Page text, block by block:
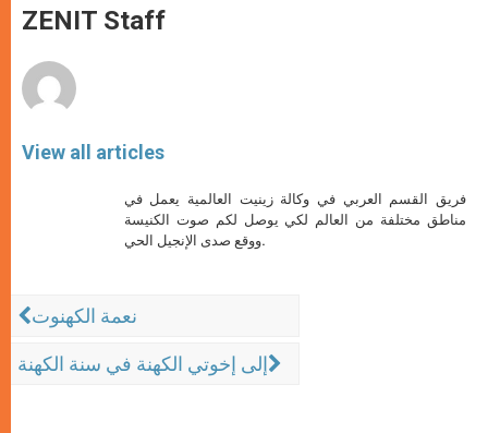
p
p
g
e
o
k
ZENIT Staff
View all articles
فريق القسم العربي في وكالة زينيت العالمية يعمل في
مناطق مختلفة من العالم لكي يوصل لكم صوت الكنيسة
ووقع صدى الإنجيل الحي.
نعمة الكهنوت
إلى إخوتي الكهنة في سنة الكهنة